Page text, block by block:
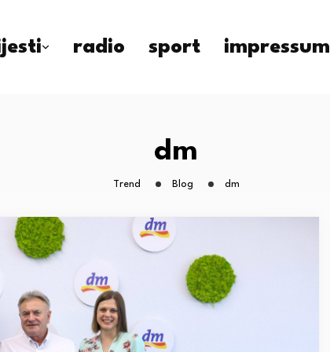
radio sport impressum
dm
Trend Blog dm